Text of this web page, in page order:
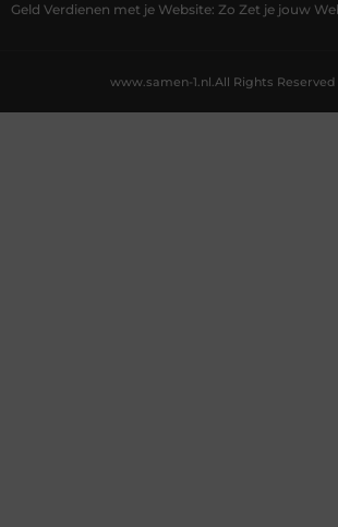
Geld Verdienen met je Website: Zo Zet je jouw
All Rights Reserved
www.samen-1.nl.